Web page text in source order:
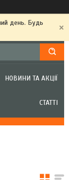
день. Будь
НОВИНИ ТА АКЦІЇ
СТАТТІ